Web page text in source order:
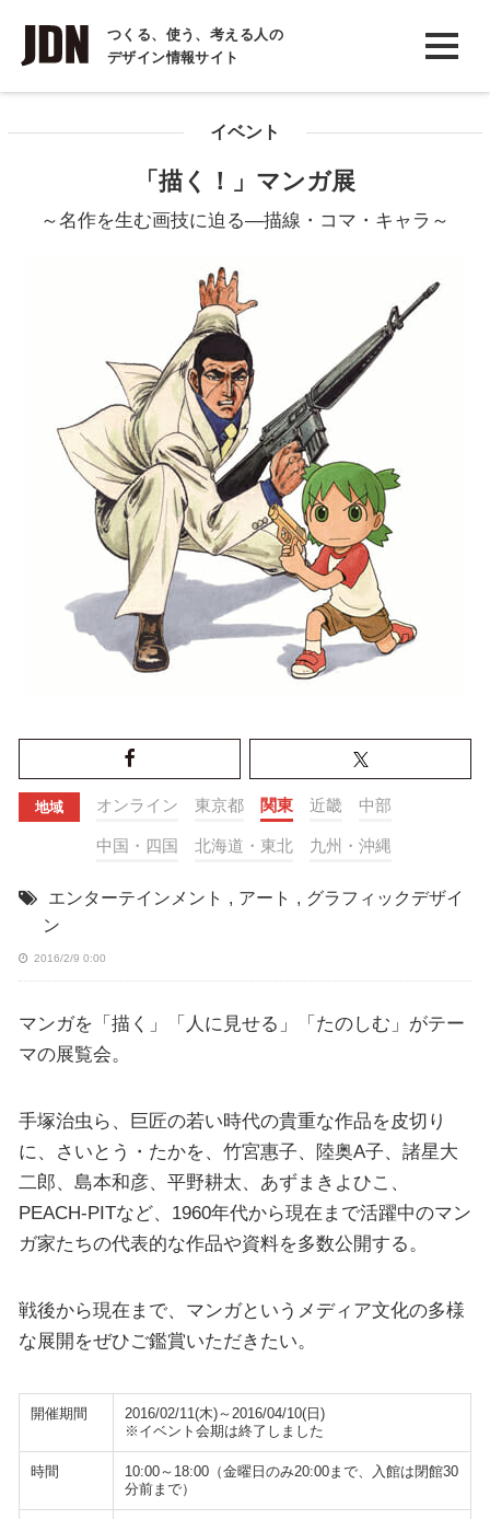
つくる、使う、考える人の
デザイン情報サイト
INTERVIEW
インタビュー
COLUMN
イベント
「描く！」マンガ展
～名作を生む画技に迫る―描線・コマ・キャラ～
地域 オンライン 東京都 関東 近畿 中部
中国・四国 北海道・東北 九州・沖縄
エンターテインメント , アート , グラフィックデザイ
ン
2016/2/9 0:00
マンガを「描く」「人に見せる」「たのしむ」がテー
マの展覧会。
手塚治虫ら、巨匠の若い時代の貴重な作品を皮切り
に、さいとう・たかを、竹宮惠子、陸奥A子、諸星大
二郎、島本和彦、平野耕太、あずまきよひこ、
PEACH-PITなど、1960年代から現在まで活躍中のマン
ガ家たちの代表的な作品や資料を多数公開する。
戦後から現在まで、マンガというメディア文化の多様
な展開をぜひご鑑賞いただきたい。
開催期間
2016/02/11(木)～2016/04/10(日)
※イベント会期は終了しました
時間
10:00～18:00（金曜日のみ20:00まで、入館は閉館30
分前まで）